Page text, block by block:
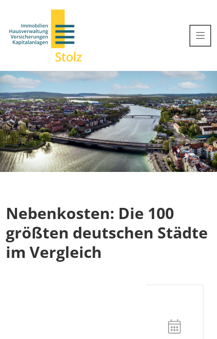
Nebenkosten: Die 100
größten deutschen Städte
im Vergleich